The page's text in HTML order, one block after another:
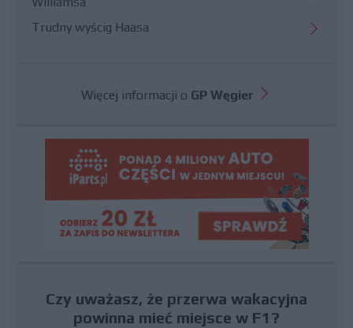
Trudny wyścig Haasa
Więcej informacji o GP Węgier
Czy uważasz, że przerwa wakacyjna
powinna mieć miejsce w F1?